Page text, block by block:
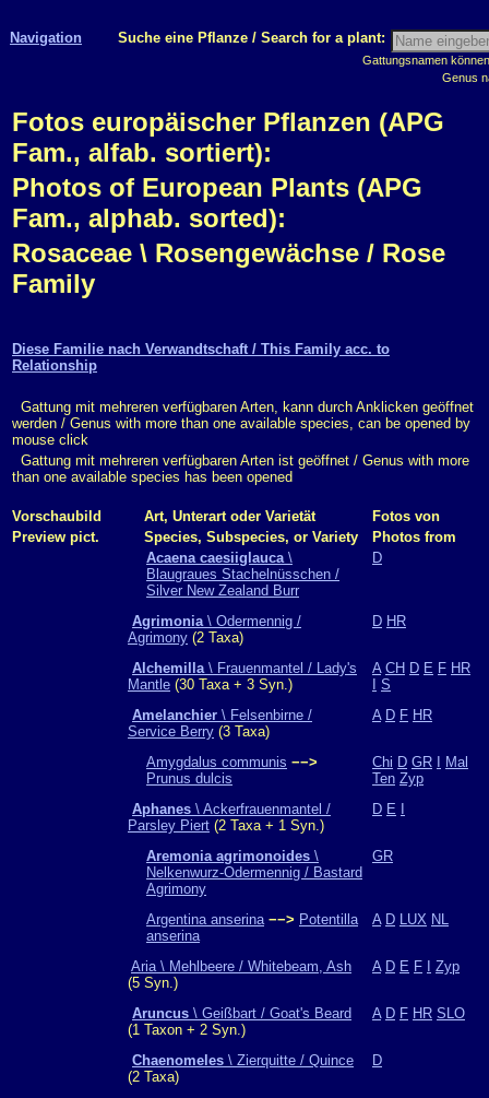
Navigation Suche eine Pflanze / Search for a plant:
Gattungsnamen
Genus
Fotos europäischer Pflanzen (APG
Fam., alfab. sortiert):
Photos of European Plants (APG
Fam., alphab. sorted):
Rosaceae \ Rosengewächse / Rose
Family
Diese Familie nach Verwandtschaft / This Family acc. to
Relationship
Gattung mit mehreren verfügbaren Arten, kann durch Anklicken geöffnet
werden / Genus with more than one available species, can be opened by
mouse click
Gattung mit mehreren verfügbaren Arten ist geöffnet / Genus with more
than one available species has been opened
Vorschaubild Art, Unterart oder Varietät
Fotos von
Preview pict.
Species, Subspecies, or Variety
Photos from
Acaena caesiiglauca\
Blaugraues Stachelnüsschen /
Silver New Zealand Burr
D
Agrimonia\ Odermennig /
Agrimony (2 Taxa)
D HR
Alchemilla\ Frauenmantel / Lady's
Mantle (30 Taxa + 3 Syn.)
A CH D E F HR
S
Amelanchier \ Felsenbirne /
Service Berry (3 Taxa)
A D F HR
Amygdalus communis −−>
Prunus dulcis
Chi D GR
Mal
Ten Zyp
Aphanes \ Ackerfrauenmantel /
Parsley Piert (2 Taxa + 1 Syn.)
D E
Aremonia agrimonoides \
Nelkenwurz-Odermennig / Bastard
Agrimony
GR
Argentina anserina −−> Potentilla
anserina
A D LUX NL
Aria \ Mehlbeere / Whitebeam, Ash
(5 Syn.)
A D E F Zyp
Aruncus \ Geißbart / Goat's Beard
(1 Taxon + 2 Syn.)
A D F HR SLO
Chaenomeles \ Zierquitte / Quince
(2 Taxa)
D